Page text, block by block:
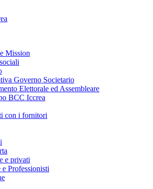
Mission
Governo Societario
Elettorale ed Assembleare
BCC Iccrea
con i fornitori
e privati
e Professionisti